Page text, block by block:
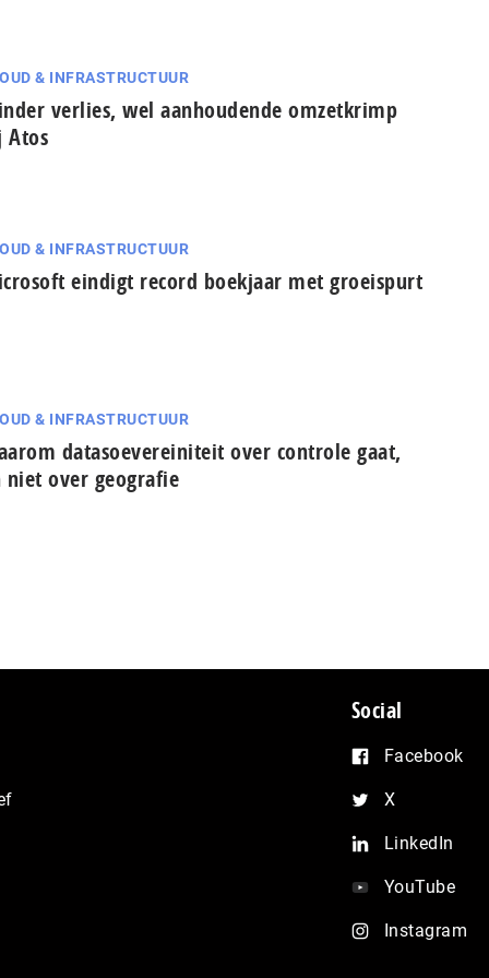
& INFRASTRUCTUUR
verlies, wel aanhoudende omzetkrimp
Atos
& INFRASTRUCTUUR
eindigt record boekjaar met groeispurt
& INFRASTRUCTUUR
datasoevereiniteit over controle gaat,
niet over geografie
Social
Facebook
X
LinkedIn
YouTube
Instagram